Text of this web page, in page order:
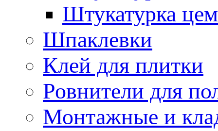
Штукатурка
Шпаклевки
Клей для плитки
Ровнители для
Монтажные и